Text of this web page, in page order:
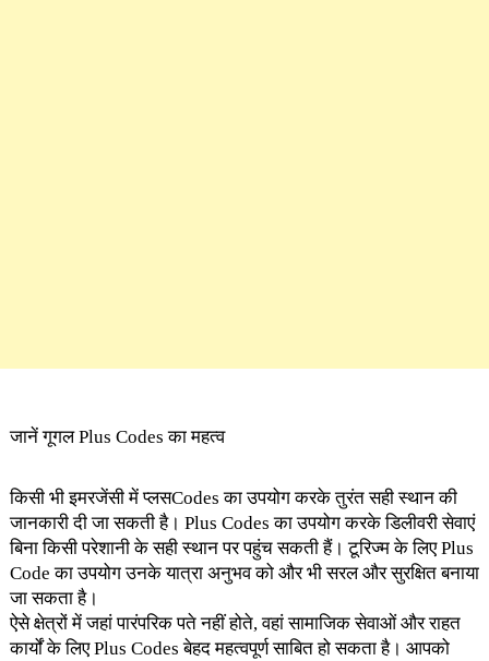
जानें गूगल Plus Codes का महत्व
किसी भी इमरजेंसी में प्लसCodes का उपयोग करके तुरंत सही स्थान की
जानकारी दी जा सकती है। Plus Codes का उपयोग करके डिलीवरी सेवाएं
बिना किसी परेशानी के सही स्थान पर पहुंच सकती हैं। टूरिज्म के लिए Plus
Code का उपयोग उनके यात्रा अनुभव को और भी सरल और सुरक्षित बनाया
जा सकता है।
ऐसे क्षेत्रों में जहां पारंपरिक पते नहीं होते, वहां सामाजिक सेवाओं और राहत
कार्यों के लिए Plus Codes बेहद महत्वपूर्ण साबित हो सकता है। आपको